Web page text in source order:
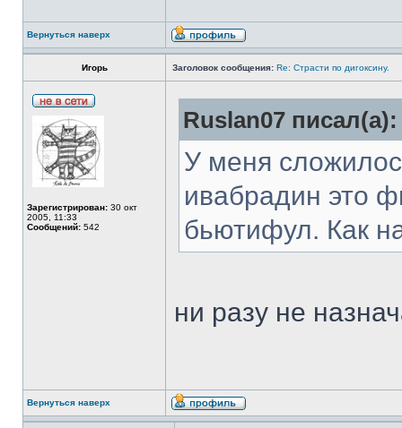
Вернуться наверх
Игорь Заголовок сообщения: Re: Страсти по дигоксину.
Зарегистрирован: 30 окт
2005, 11:33
Сообщений: 542
Ruslan07 писал(а):
У меня
ивабрадин это
бьютифул. Как
ни разу не
Вернуться наверх